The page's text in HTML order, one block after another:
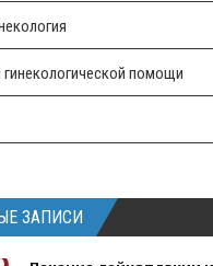
гинекологической помощи
ЗАПИСИ